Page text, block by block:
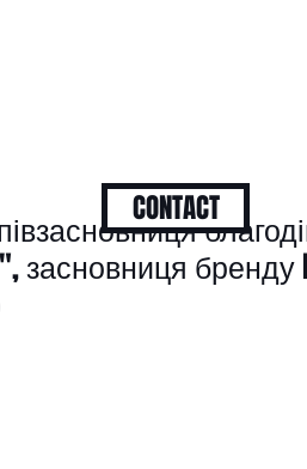
засновниця бренду
CONTACT